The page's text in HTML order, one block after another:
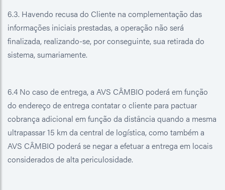
6.3. Havendo recusa do Cliente na complementação das
informações iniciais prestadas, a operação não será
finalizada, realizando-se, por conseguinte, sua retirada do
sistema, sumariamente.
6.4 No caso de entrega, a AVS CÂMBIO poderá em função
do endereço de entrega contatar o cliente para pactuar
cobrança adicional em função da distância quando a mesma
ultrapassar 15 km da central de logística, como também a
AVS CÂMBIO poderá se negar a efetuar a entrega em locais
considerados de alta periculosidade.